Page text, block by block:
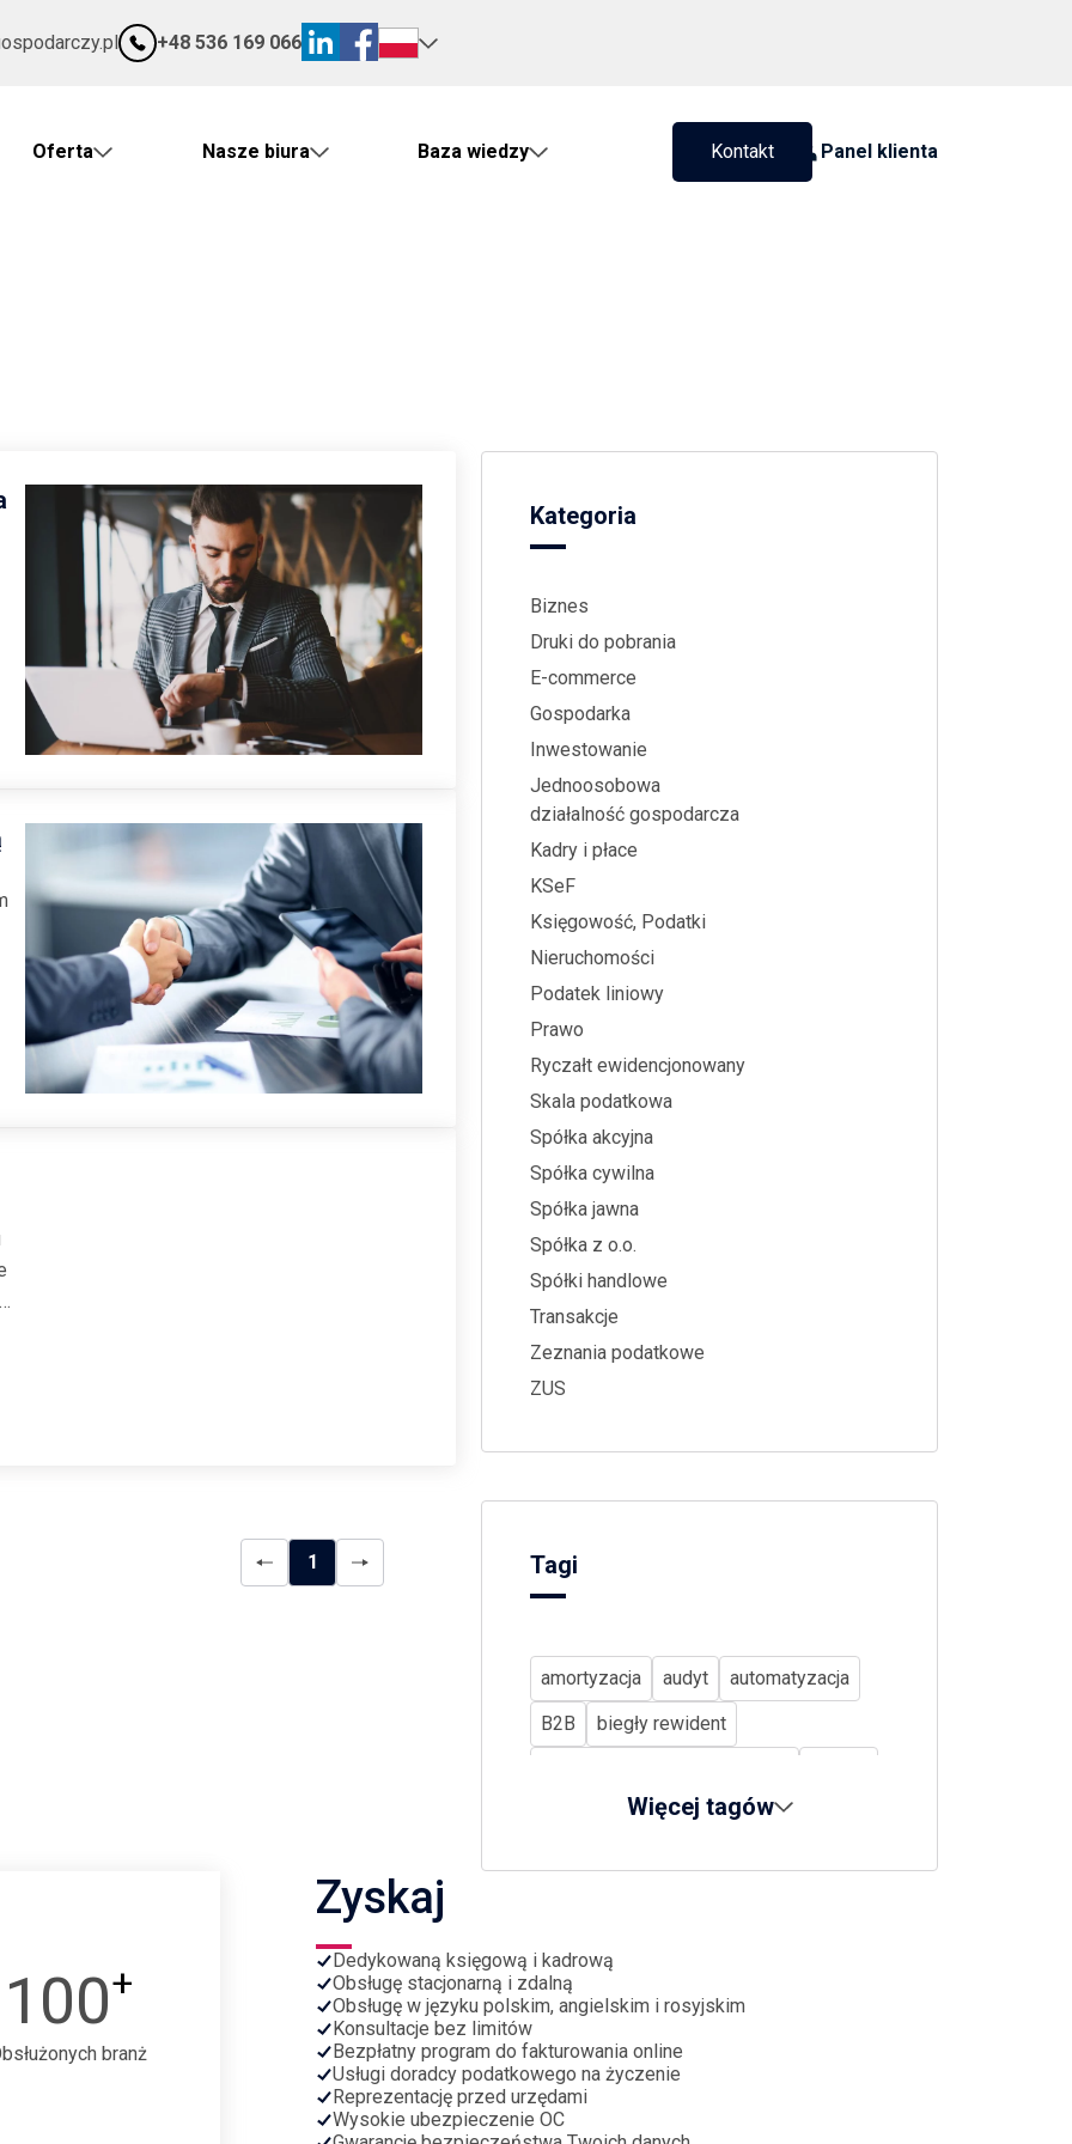
+48 536 169 066
Oferta Nasze biura Baza wiedzy Kontakt Panel klienta
1
Kategoria
Biznes
Druki do pobrania
E-commerce
Gospodarka
Inwestowanie
Jednoosobowa
działalność gospodarcza
Kadry i płace
KSeF
Księgowość, Podatki
Nieruchomości
Podatek liniowy
Prawo
Ryczałt ewidencjonowany
Skala podatkowa
Spółka akcyjna
Spółka cywilna
Spółka jawna
Spółka z o.o.
Spółki handlowe
Transakcje
Zeznania podatkowe
ZUS
Tagi
amortyzacja audyt
automatyzacja
B2B
biegły rewident
CIT
CSRD
działalność nierejestrowana
e-commerce
e-doręczenia
e-paragon
e-sprawozdania
ekoschematy
emerytury
ETS2
faktura
firma w upadłości
Więcej tagów
100+
branż
Zyskaj
Dedykowaną księgową i kadrową
Obsługę stacjonarną i zdalną
Obsługę w języku polskim, angielskim i rosyjskim
Konsultacje bez limitów
Bezpłatny program do fakturowania online
Usługi doradcy podatkowego na życzenie
Reprezentację przed urzędami
Wysokie ubezpieczenie OC